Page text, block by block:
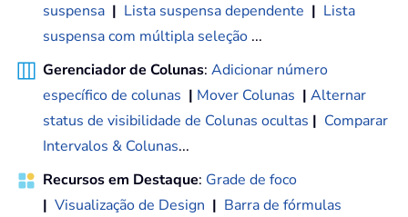
suspensa | Lista suspensa dependente | Lista
suspensa com múltipla seleção ...
Gerenciador de Colunas: Adicionar número
específico de colunas | Mover Colunas | Alternar
status de visibilidade de Colunas ocultas | Comparar
Intervalos & Colunas...
Recursos em Destaque: Grade de foco
| Visualização de Design | Barra de fórmulas